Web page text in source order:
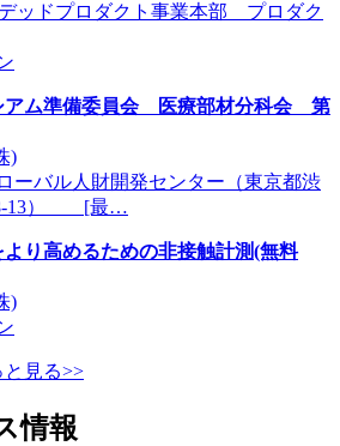
ッドプロダクト事業本部 プロダク
アム準備委員会 医療部材分科会 第
)
ーバル人財開発センター（東京都渋
8-13） [最…
り高めるための非接触計測(無料
)
見る>>
情報